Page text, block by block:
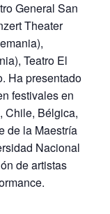
General San
Theater
Teatro El
Ha presentado
festivales en
Chile, Bélgica,
de la Maestría
Nacional
de artistas